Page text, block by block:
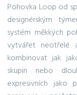
Pohovka Loop od
designérským
systém měkkých
vytvářet neotřelé
kombinovat jak
skupin nebo
expresivních jako